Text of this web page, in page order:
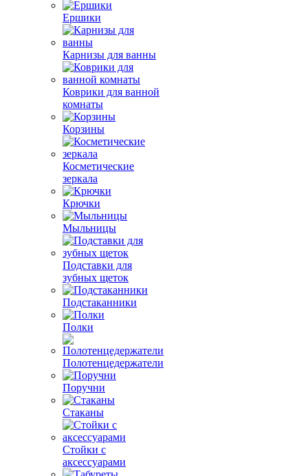
Ершики
Карнизы для ванны
Коврики для ванной
комнаты
Корзины
Косметические
зеркала
Крючки
Мыльницы
Подставки для
зубных щеток
Подстаканники
Полки
Полотенцедержатели
Поручни
Стаканы
Стойки с
аксессуарами